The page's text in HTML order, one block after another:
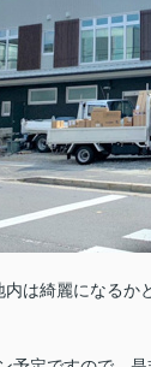
は綺麗になるか